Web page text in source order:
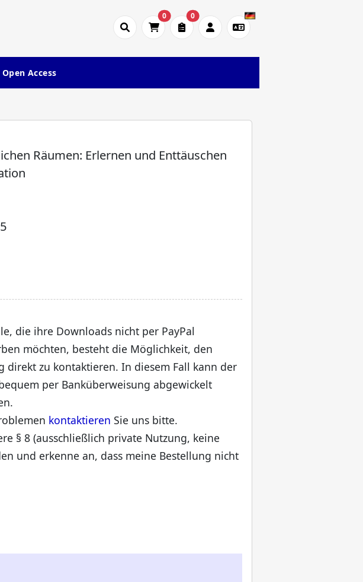
0 0
Open Access
Räumen: Erlernen und Enttäuschen
die ihre Downloads nicht per PayPal
möchten, besteht die Möglichkeit, den
direkt zu kontaktieren. In diesem Fall kann der
per Banküberweisung abgewickelt
kontaktieren Sie uns bitte.
§ 8 (ausschließlich private Nutzung, keine
und erkenne an, dass meine Bestellung nicht